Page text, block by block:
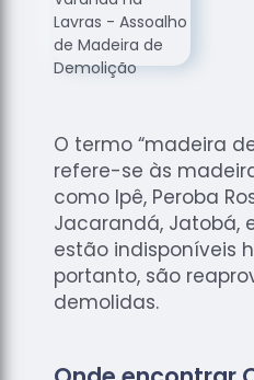
Assoalhos
Raspagem
de Tacos
de Tacos
de
Madeiras
Raspagens
de Pisos
Tacos de
Madeiras
O termo “madeira
refere-se às
como Ipê, Peroba
Jacarandá, Jatobá,
estão indisponíveis
portanto, são
demolidas.